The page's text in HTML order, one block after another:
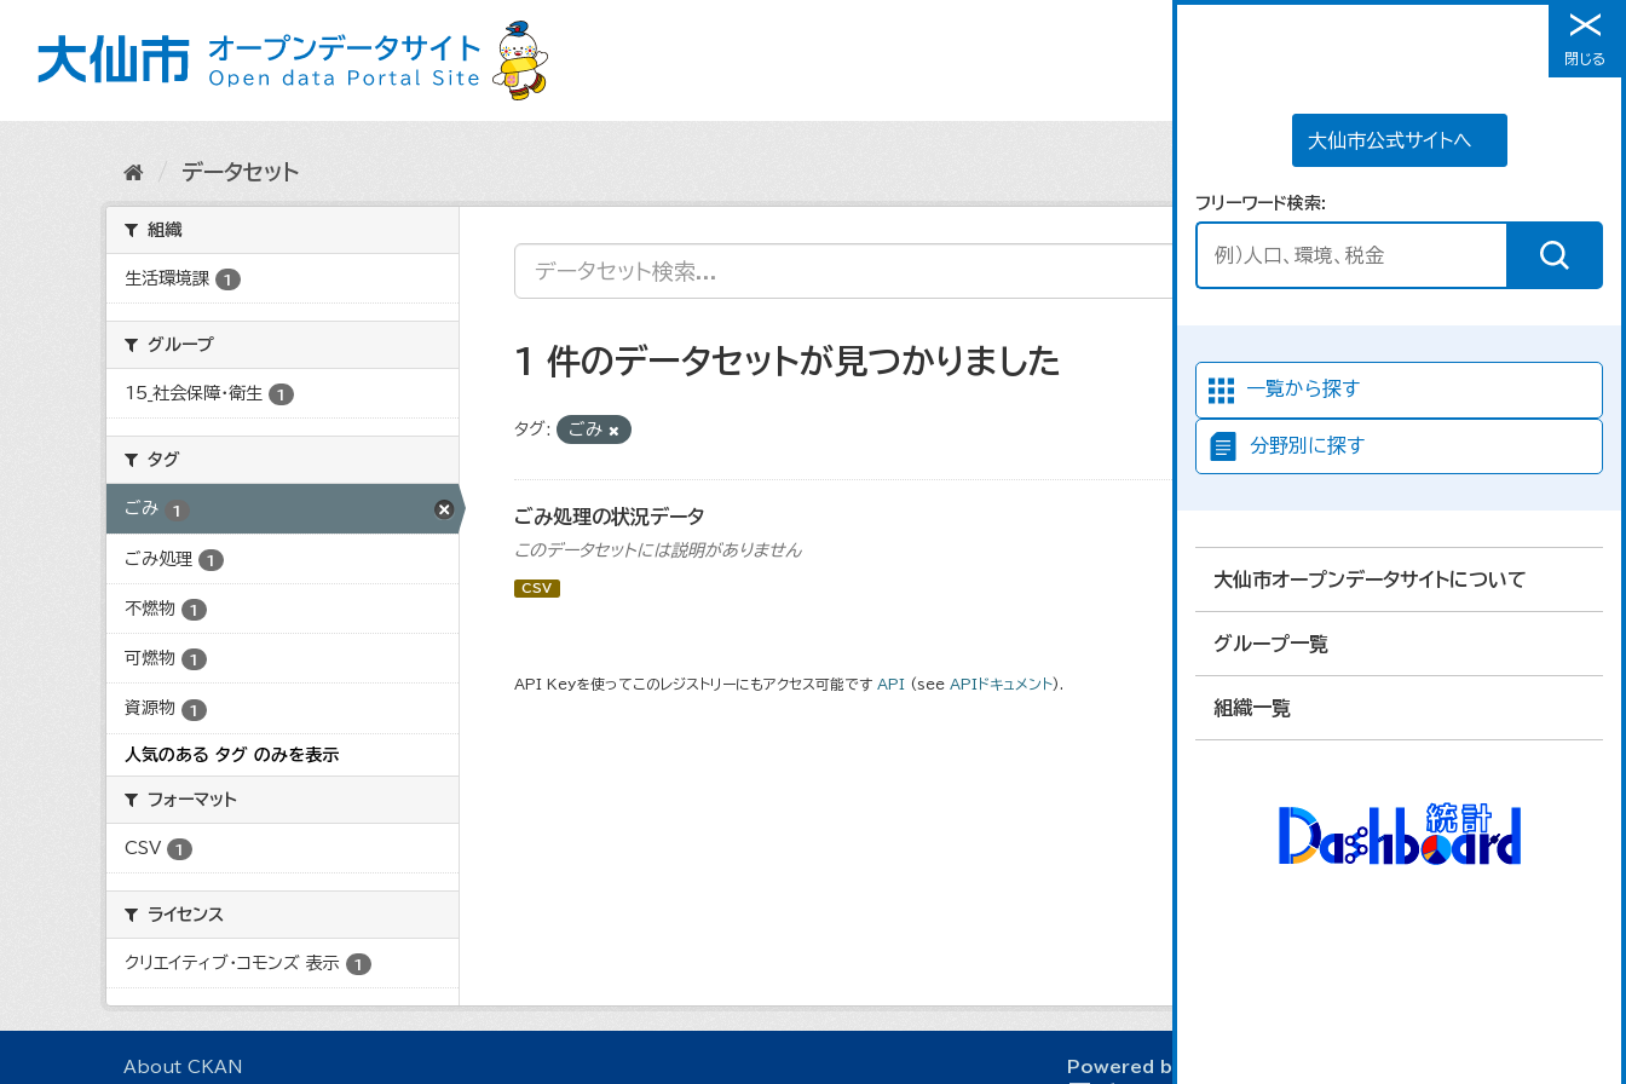
メニュー
大仙市公式サイトへ
フリーワード検索
一覧から探す
分野別に探す
大仙市オープンデータサイトについて
グループ一覧
組織一覧
閉じる
データセット
組織
生活環境課 1
グループ
15_社会保障・衛生 1
タグ
ごみ 1
ごみ処理 1
不燃物 1
可燃物 1
資源物 1
人気のある タグ のみを表示
フォーマット
CSV 1
ライセンス
クリエイティブ・コモンズ 表示 1
1 件のデータセットが見つかりました
タグ: ごみ
ごみ処理の状況データ
このデータセットには説明がありません
CSV
API Keyを使ってこのレジストリーにもアクセス可能です API (see APIドキュメント).
About CKAN Powered by